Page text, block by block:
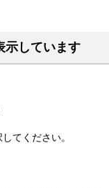
示しています
てください。